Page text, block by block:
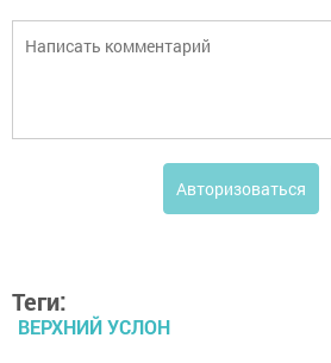
Авторизоваться
Теги:
ВЕРХНИЙ УСЛОН